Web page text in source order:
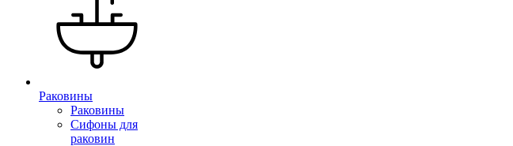
Раковины
Раковины
Сифоны для
раковин